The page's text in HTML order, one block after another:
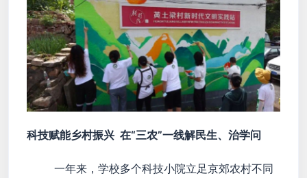
科技赋能乡村振兴 在“三农”一线解民生、治学问
一年来，学校多个科技小院立足京郊农村不同